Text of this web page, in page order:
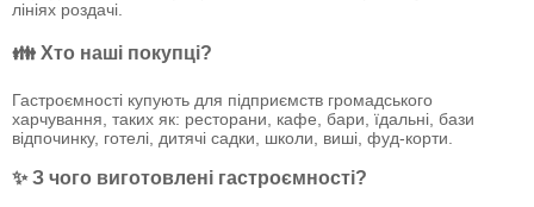
лініях роздачі.
👪 Хто наші покупці?
Гастроємності купують для підприємств громадського
харчування, таких як: ресторани, кафе, бари, їдальні, бази
відпочинку, готелі, дитячі садки, школи, виші, фуд-корти.
✨ З чого виготовлені гастроємності?